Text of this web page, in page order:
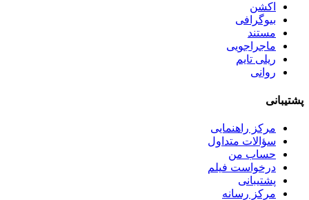
اکشن
بیوگرافی
مستند
ماجراجویی
ریلی تایم
روانی
پشتیبانی
مرکز راهنمایی
سؤالات متداول
حساب من
درخواست فیلم
پشتیبانی
مرکز رسانه